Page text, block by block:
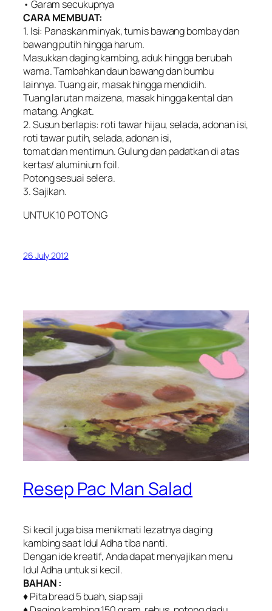
• Garam secukupnya
CARA MEMBUAT:
1. Isi: Panaskan minyak, tumis bawang bombay dan
bawang putih hingga harum.
Masukkan daging kambing, aduk hingga berubah
wama. Tambahkan daun bawang dan bumbu
lainnya. Tuang air, masak hingga mendidih.
Tuang larutan maizena, masak hingga kental dan
matang. Angkat.
2. Susun berlapis: roti tawar hijau, selada, adonan isi,
roti tawar putih, selada, adonan isi,
tomat dan mentimun. Gulung dan padatkan di atas
kertas/ aluminium foil.
Potong sesuai selera.
3. Sajikan.
UNTUK 10 POTONG
26 July 2012
Resep Pac Man Salad
Si kecil juga bisa menikmati lezatnya daging
kambing saat Idul Adha tiba nanti.
Dengan ide kreatif, Anda dapat menyajikan menu
Idul Adha untuk si kecil.
BAHAN :
♦ Pita bread 5 buah, siap saji